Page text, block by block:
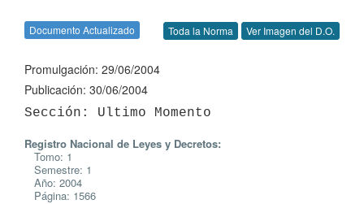
Documento Actualizado Toda la Norma Ver Imagen del D.O.
Promulgación: 29/06/2004
Publicación: 30/06/2004
Registro Nacional de Leyes y Decretos:
Tomo: 1
Semestre: 1
Año: 2004
Página: 1566